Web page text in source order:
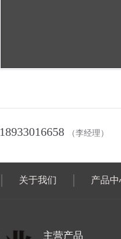
18933016658 （李经理）
关于我们 产品
主营产品